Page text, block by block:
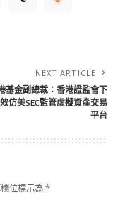
NEXT ARTICLE
基金副總裁：香港證監會下
仿美SEC監管虛擬資產交易
平台
位標示為*